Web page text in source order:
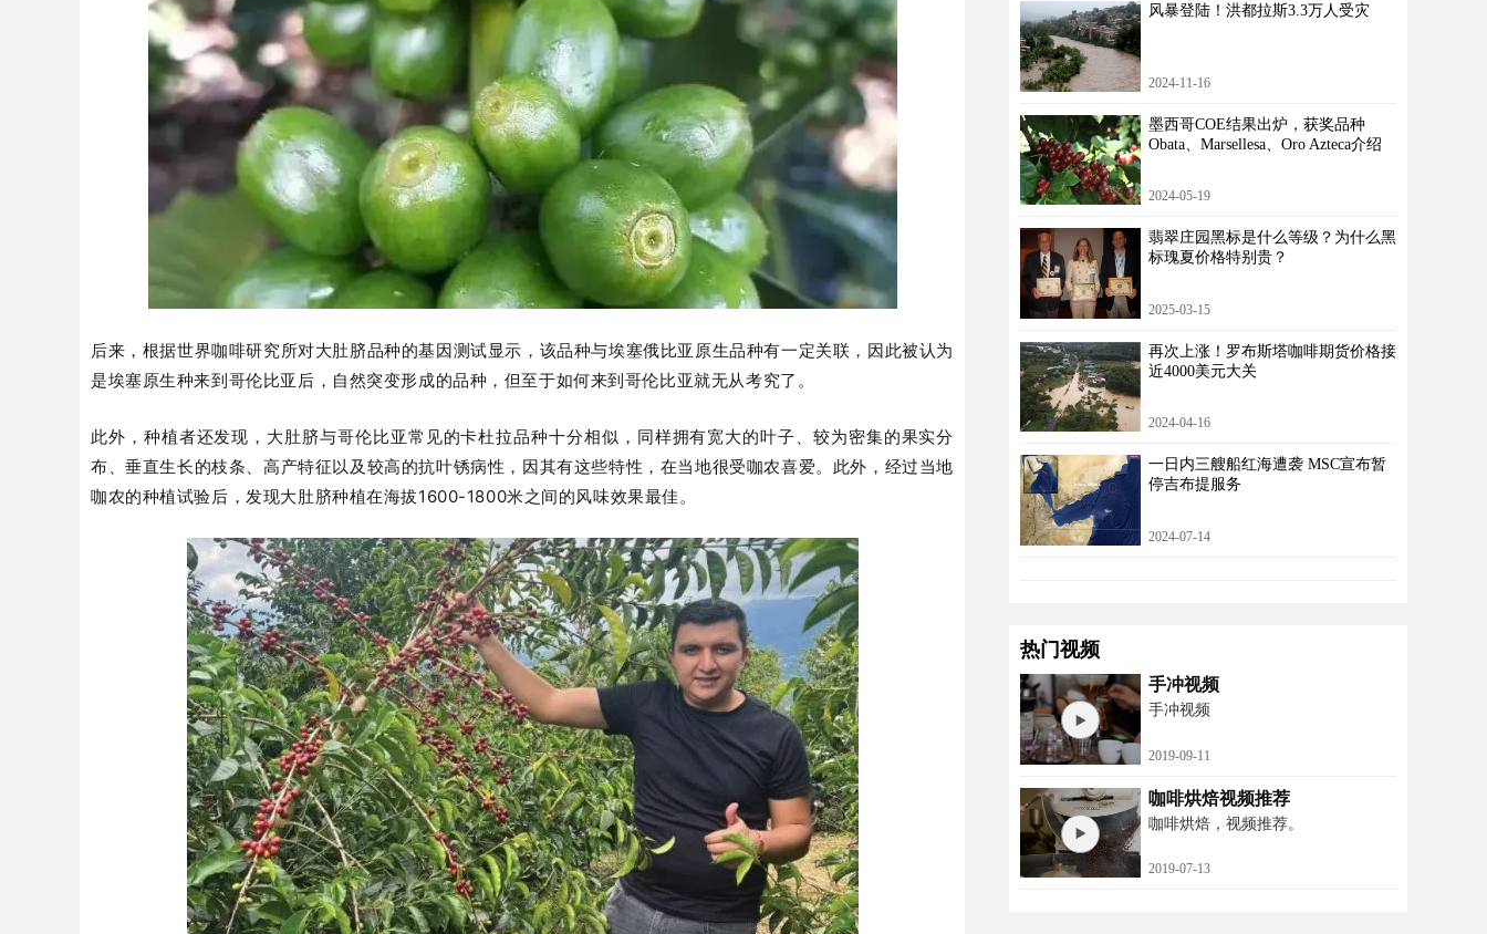
后来，根据世界咖啡研究所对大肚脐品种的基因测试显示，该品种与埃塞俄比亚原生品种有一定关联，因此被认为
是埃塞原生种来到哥伦比亚后，自然突变形成的品种，但至于如何来到哥伦比亚就无从考究了。
此外，种植者还发现，大肚脐与哥伦比亚常见的卡杜拉品种十分相似，同样拥有宽大的叶子、较为密集的果实分
布、垂直生长的枝条、高产特征以及较高的抗叶锈病性，因其有这些特性，在当地很受咖农喜爱。此外，经过当地
咖农的种植试验后，发现大肚脐种植在海拔1600-1800米之间的风味效果最佳。
风暴登陆！洪都拉斯3.3万人受灾
2024-11-16
墨西哥COE结果出炉，获奖品种
Obata、Marsellesa、Oro Azteca介绍
2024-05-19
翡翠庄园黑标是什么等级？为什么黑
标瑰夏价格特别贵？
2025-03-15
再次上涨！罗布斯塔咖啡期货价格接
近4000美元大关
2024-04-16
一日内三艘船红海遭袭 MSC宣布暂
停吉布提服务
2024-07-14
热门视频
手冲视频
手冲视频
2019-09-11
咖啡烘焙视频推荐
咖啡烘焙，视频推荐。
2019-07-13